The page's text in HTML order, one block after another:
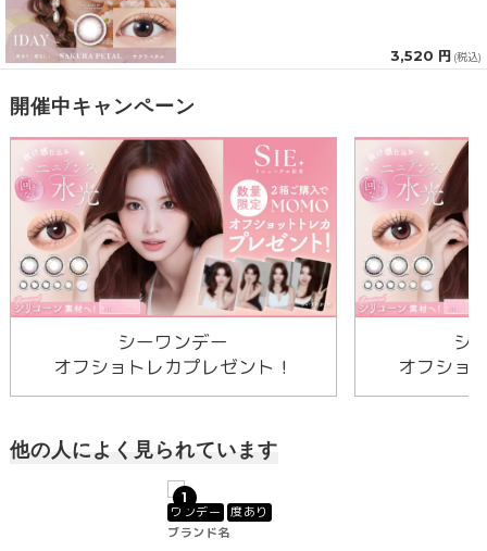
3,520 円 (税込)
開催中キャンペーン
シーワンデー
オフショトレカプレゼント！
シ
オフショ
他の人によく見られています
1
ワンデー
度あり
ブランド名